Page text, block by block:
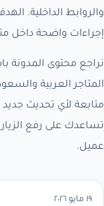
والروابط الداخلية.
إجراءات واضحة داخل
نراجع محتوى المدونة
المتاجر العربية
متابعة لأي تحديث
تساعدك على رفع
عميل.
١٩ مايو ٢٠٢٦